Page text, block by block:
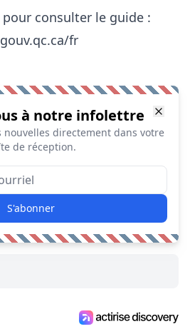
pour consulter le guide :
fr
à notre infolettre
nouvelles directement dans votre
de réception.
S'abonner